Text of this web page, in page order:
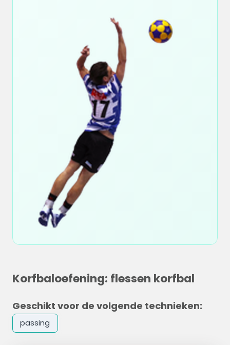
Korfbaloefening: flessen korfbal
Geschikt voor de volgende technieken:
passing